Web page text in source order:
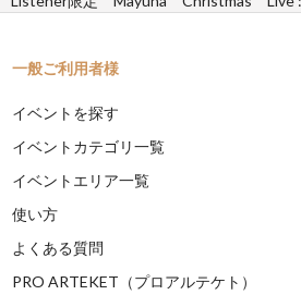
一般ご利用者様
イベントを探す
イベントカテゴリ一覧
イベントエリア一覧
使い方
よくある質問
PRO ARTEKET（プロアルテケト）